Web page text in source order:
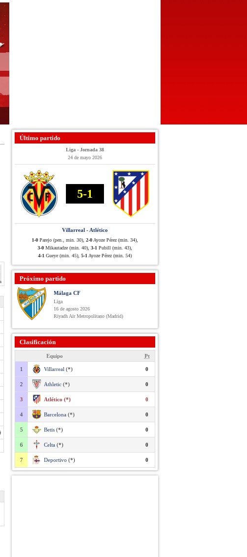
Último partido
Liga - Jornada 38
24 de mayo 2026
5-1
Villarreal - Atlético
1-0 Parejo (pen., min. 30), 2-0 Ayoze Pérez (min. 34),
3-0 Mikautadze (min. 40), 3-1 Pubill (min. 43),
4-1 Gueye (min. 45), 5-1 Ayoze Pérez (min. 54)
Próximo partido
Málaga CF
Liga
16 de agosto 2026
Riyadh Air Metropolitano (Madrid)
Clasificación
Equipo Pt
1 Villarreal (*) 0
2 Athletic (*) 0
3 Atlético (*) 0
4 Barcelona (*) 0
5 Betis (*) 0
6 Celta (*) 0
7 Deportivo (*) 0